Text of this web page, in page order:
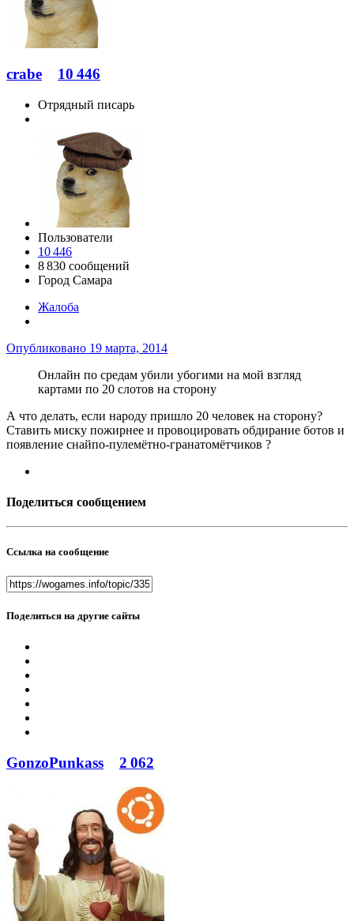
crabe 10 446
Отрядный писарь
Пользователи
10 446
8 830 сообщений
Город Самара
Жалоба
Опубликовано 19 марта, 2014
Онлайн по средам убили убогими на мой взгляд
картами по 20 слотов на сторону
А что делать, если народу пришло 20 человек на сторону?
Ставить миску пожирнее и провоцировать обдирание ботов и
появление снайпо-пулемётно-гранатомётчиков ?
Поделиться сообщением
Ссылка на сообщение
Поделиться на другие сайты
GonzoPunkass 2 062